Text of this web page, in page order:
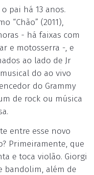
pai há 13 anos.
“Chão” (2011),
- há faixas com
e motosserra -, e
ao lado de Jr
do ao vivo
do Grammy
de rock ou música
entre esse novo
Primeiramente, que
e toca violão. Giorgi
bandolim, além de